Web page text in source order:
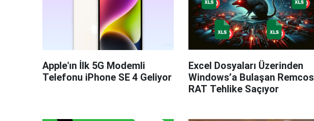
Apple'ın İlk 5G Modemli
Telefonu iPhone SE 4 Geliyor
Excel Dosyaları Üzerinden
Windows’a Bulaşan Remcos
RAT Tehlike Saçıyor